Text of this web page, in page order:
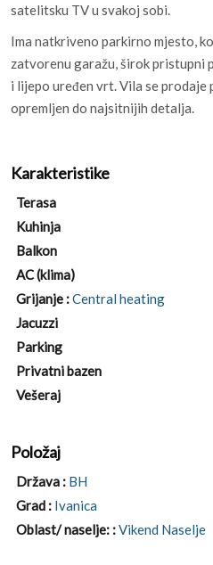
satelitsku TV u svakoj sobi.
Ima natkriveno parkirno mjesto,
zatvorenu garažu, širok pristupni
i lijepo uređen vrt. Vila se prodaje
opremljen do najsitnijih detalja.
Karakteristike
Terasa
Kuhinja
Balkon
AC (klima)
Grijanje :Central heating
Jacuzzi
Parking
Privatni bazen
Vešeraj
Položaj
Država : BH
Grad : Ivanica
Oblast/ naselje: :Vikend Naselje